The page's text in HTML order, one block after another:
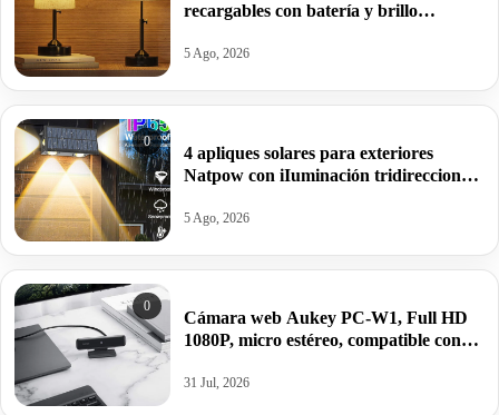
recargables con batería y brillo
5 Ago, 2026
0
4 apliques solares para exteriores
Natpow con iIuminación tridireccional
5 Ago, 2026
0
Cámara web Aukey PC-W1, Full HD
1080P, micro estéreo, compatible con
31 Jul, 2026